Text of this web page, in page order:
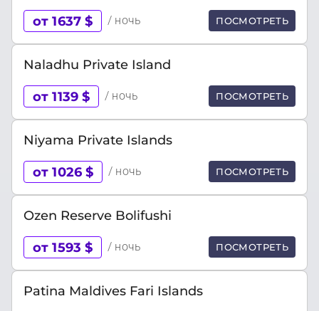
от 1637 $ / ночь ПОСМОТРЕТЬ
Naladhu Private Island
от 1139 $ / ночь ПОСМОТРЕТЬ
Niyama Private Islands
от 1026 $ / ночь ПОСМОТРЕТЬ
Ozen Reserve Bolifushi
от 1593 $ / ночь ПОСМОТРЕТЬ
Patina Maldives Fari Islands